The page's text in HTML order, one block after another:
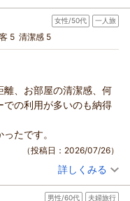
ソフトクリームにつき
嬉しく存じます。
のでしたら幸いでござ
言葉を励みに、これか
しどものホテルをご利
おります。
（返信日：2026/07/31）
食事なし】素泊まりシンプ
なし
税込)
用いただき、また心温
とうございます。
葉を頂戴し、スタッフ
にお過ごしいただけた
クのサービスにつきま
女性/50代 一人旅
5 清潔感 5
、お部屋の清潔感、何
での利用が多いのも納得
たです。
（投稿日：2026/07/26）
詳しくみる
男性/60代 夫婦旅行